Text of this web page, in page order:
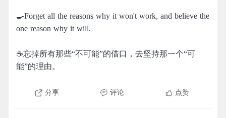
🍳Forget all the reasons why it won't work, and believe the
one reason why it will.
☕忘掉所有那些“不可能”的借口，去坚持那一个“可
能”的理由。
分享 评论 点赞